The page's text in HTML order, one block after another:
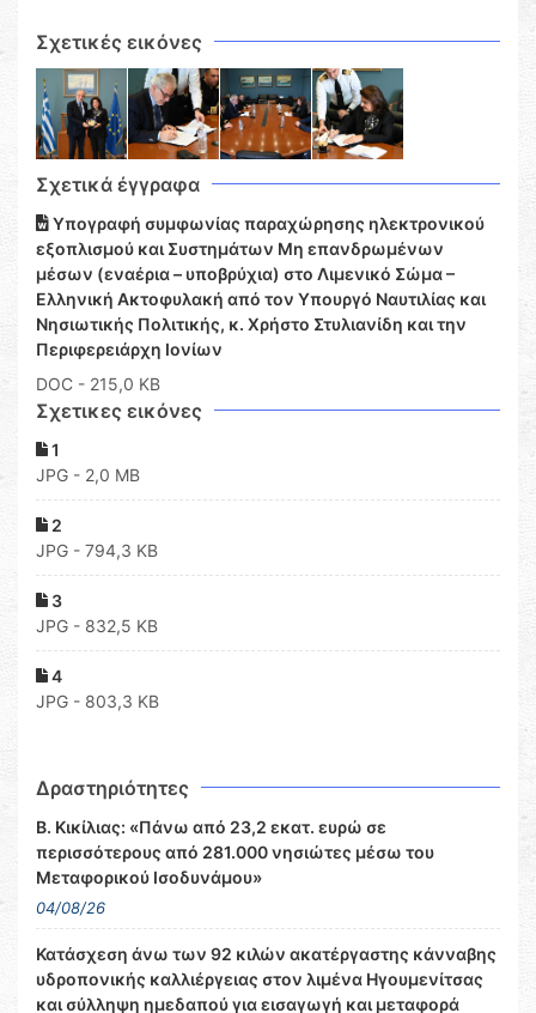
Σχετικές εικόνες
Σχετικά έγγραφα
Υπογραφή συμφωνίας παραχώρησης ηλεκτρονικού
εξοπλισμού και Συστημάτων Μη επανδρωμένων
μέσων (εναέρια – υποβρύχια) στο Λιμενικό Σώμα –
Ελληνική Ακτοφυλακή από τον Υπουργό Ναυτιλίας και
Νησιωτικής Πολιτικής, κ. Χρήστο Στυλιανίδη και την
Περιφερειάρχη Ιονίων
DOC - 215,0 KB
Σχετικες εικόνες
1
JPG - 2,0 MB
2
JPG - 794,3 KB
3
JPG - 832,5 KB
4
JPG - 803,3 KB
Δραστηριότητες
Β. Κικίλιας: «Πάνω από 23,2 εκατ. ευρώ σε
περισσότερους από 281.000 νησιώτες μέσω του
Μεταφορικού Ισοδυνάμου»
04/08/26
Κατάσχεση άνω των 92 κιλών ακατέργαστης κάνναβης
υδροπονικής καλλιέργειας στον λιμένα Ηγουμενίτσας
και σύλληψη ημεδαπού για εισαγωγή και μεταφορά